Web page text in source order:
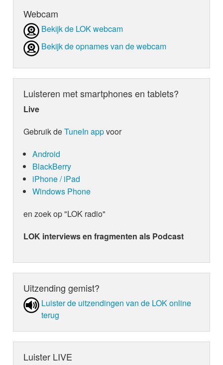
Webcam
Bekijk de LOK webcam
Bekijk de opnames van de webcam
Luisteren met smartphones en tablets?
Live
Gebruik deTuneIn appvoor
Android
BlackBerry
iPhone / iPad
Windows Phone
en zoek op "LOK radio"
LOK interviews en fragmenten als Podcast
Uitzending gemist?
Luister de uit­zen­din­gen van de LOK online
terug
Luister LIVE